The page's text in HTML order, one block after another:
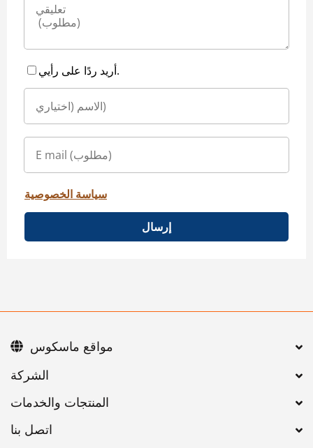
أريد ردًا على رأيي.
سياسة الخصوصية
إرسال
اتصل بنا
مواقع ماسكوس